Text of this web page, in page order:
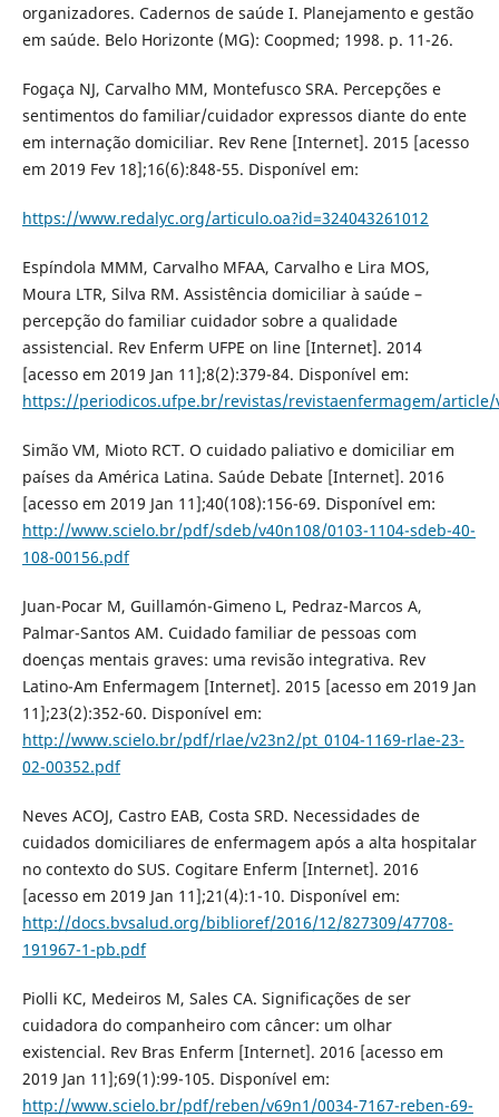
organizadores. Cadernos de saúde I. Planejamento e gestão
em saúde. Belo Horizonte (MG): Coopmed; 1998. p. 11-26.
Fogaça NJ, Carvalho MM, Montefusco SRA. Percepções e
sentimentos do familiar/cuidador expressos diante do ente
em internação domiciliar. Rev Rene [Internet]. 2015 [acesso
em 2019 Fev 18];16(6):848-55. Disponível em:
https://www.redalyc.org/articulo.oa?id=324043261012
Espíndola MMM, Carvalho MFAA, Carvalho e Lira MOS,
Moura LTR, Silva RM. Assistência domiciliar à saúde –
percepção do familiar cuidador sobre a qualidade
assistencial. Rev Enferm UFPE on line [Internet]. 2014
[acesso em 2019 Jan 11];8(2):379-84. Disponível em:
https://periodicos.ufpe.br/revistas/revistaenfermagem/article/
Simão VM, Mioto RCT. O cuidado paliativo e domiciliar em
países da América Latina. Saúde Debate [Internet]. 2016
[acesso em 2019 Jan 11];40(108):156-69. Disponível em:
http://www.scielo.br/pdf/sdeb/v40n108/0103-1104-sdeb-40-
108-00156.pdf
Juan-Pocar M, Guillamón-Gimeno L, Pedraz-Marcos A,
Palmar-Santos AM. Cuidado familiar de pessoas com
doenças mentais graves: uma revisão integrativa. Rev
Latino-Am Enfermagem [Internet]. 2015 [acesso em 2019 Jan
11];23(2):352-60. Disponível em:
http://www.scielo.br/pdf/rlae/v23n2/pt_0104-1169-rlae-23-
02-00352.pdf
Neves ACOJ, Castro EAB, Costa SRD. Necessidades de
cuidados domiciliares de enfermagem após a alta hospitalar
no contexto do SUS. Cogitare Enferm [Internet]. 2016
[acesso em 2019 Jan 11];21(4):1-10. Disponível em:
http://docs.bvsalud.org/biblioref/2016/12/827309/47708-
191967-1-pb.pdf
Piolli KC, Medeiros M, Sales CA. Significações de ser
cuidadora do companheiro com câncer: um olhar
existencial. Rev Bras Enferm [Internet]. 2016 [acesso em
2019 Jan 11];69(1):99-105. Disponível em:
http://www.scielo.br/pdf/reben/v69n1/0034-7167-reben-69-